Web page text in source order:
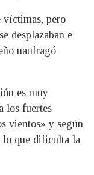
víctimas, pero
desplazaban e
naufragó
es muy
los fuertes
vientos» y según
lo que dificulta la